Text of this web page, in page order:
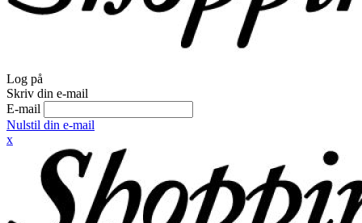
Log på
Skriv din e-mail
E-mail
Nulstil din e-mail
x